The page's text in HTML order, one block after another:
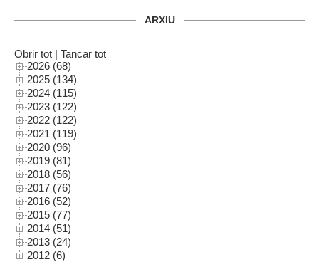
ARXIU
Obrir tot | Tancar tot
2026 (68)
2025 (134)
2024 (115)
2023 (122)
2022 (122)
2021 (119)
2020 (96)
2019 (81)
2018 (56)
2017 (76)
2016 (52)
2015 (77)
2014 (51)
2013 (24)
2012 (6)